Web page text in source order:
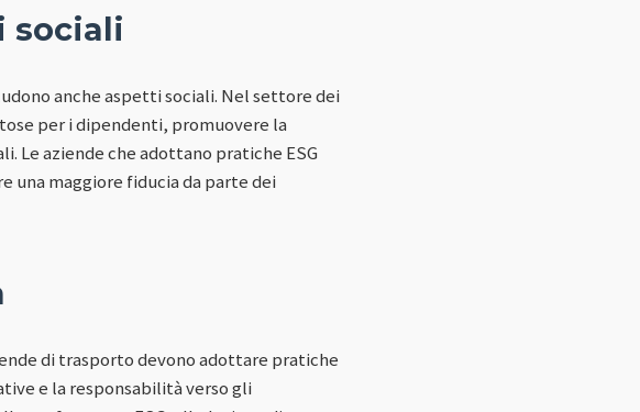
sociali
anche aspetti sociali. Nel settore dei
per i dipendenti, promuovere la
Le aziende che adottano pratiche ESG
una maggiore fiducia da parte dei
di trasporto devono adottare pratiche
e la responsabilità verso gli